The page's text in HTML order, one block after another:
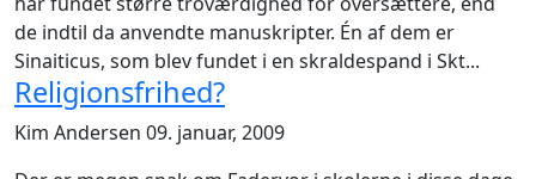
de indtil da anvendte manuskripter. Én af dem er
Sinaiticus, som blev fundet i en skraldespand i Skt...
Religionsfrihed?
Kim Andersen 09. januar, 2009